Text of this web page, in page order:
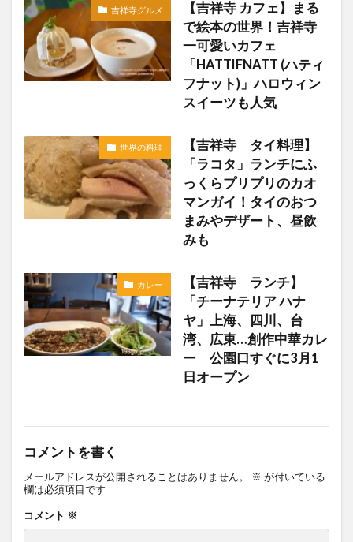
吉祥寺グルメ
【吉祥寺 カフェ】まる
で絵本の世界！吉祥寺
一可愛いカフェ
「HATTIFNATT (ハティ
フナット)」ハロウィン
スイーツも人気
世界の料理
【吉祥寺 タイ料理】
「ラコタ」ランチにふ
っくらプリプリのカオ
マンガイ！タイのおつ
まみやデザート、昼飲
みも
カレー
【吉祥寺 ランチ】
「チーナテリア ハナ
ヤ」上海、四川、台
湾、広東…創作中華カレ
ー 公園口すぐに3月1
日オープン
コメントを書く
メールアドレスが公開されることはありません。 ※ が付いている
欄は必須項目です
コメント ※